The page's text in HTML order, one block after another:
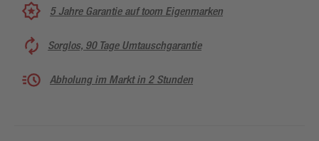
5 Jahre Garantie auf toom Eigenmarken
Sorglos, 90 Tage Umtauschgarantie
Abholung im Markt in 2 Stunden